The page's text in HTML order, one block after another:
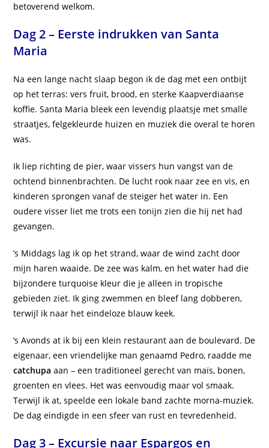
betoverend welkom.
Dag 2 – Eerste indrukken van Santa
Maria
Na een lange nacht slaap begon ik de dag met een ontbijt
op het terras: vers fruit, brood, en sterke Kaapverdiaanse
koffie. Santa Maria bleek een levendig plaatsje met smalle
straatjes, felgekleurde huizen en muziek die overal te horen
was.
Ik liep richting de pier, waar vissers hun vangst van de
ochtend binnenbrachten. De lucht rook naar zee en vis, en
kinderen sprongen vanaf de steiger het water in. Een
oudere visser liet me trots een tonijn zien die hij net had
gevangen.
’s Middags lag ik op het strand, waar de wind zacht door
mijn haren waaide. De zee was kalm, en het water had die
bijzondere turquoise kleur die je alleen in tropische
gebieden ziet. Ik ging zwemmen en bleef lang dobberen,
terwijl ik naar het eindeloze blauw keek.
’s Avonds at ik bij een klein restaurant aan de boulevard. De
eigenaar, een vriendelijke man genaamd Pedro, raadde me
catchupa aan – een traditioneel gerecht van maïs, bonen,
groenten en vlees. Het was eenvoudig maar vol smaak.
Terwijl ik at, speelde een lokale band zachte morna-muziek.
De dag eindigde in een sfeer van rust en tevredenheid.
Dag 3 – Excursie naar Espargos en